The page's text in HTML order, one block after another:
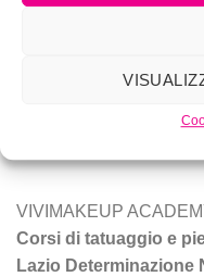
piercing a Roma.
VIVIMAKEUP
Corsi di tatuaggio e
Lazio Determinazione